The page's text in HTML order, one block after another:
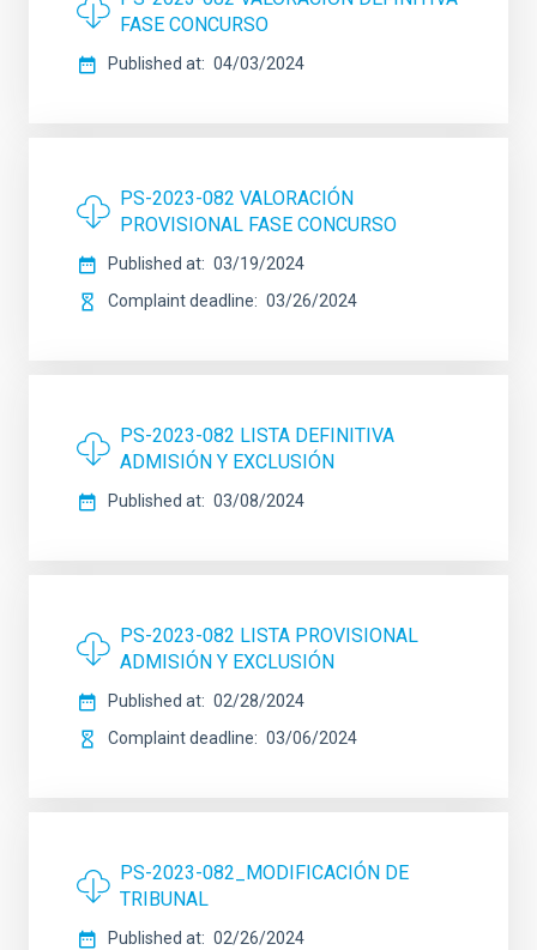
FASE CONCURSO
Published at 04/03/2024
PS-2023-082 VALORACIÓN
PROVISIONAL FASE CONCURSO
Published at
03/19/2024
Complaint deadline
03/26/2024
PS-2023-082 LISTA DEFINITIVA
ADMISIÓN Y EXCLUSIÓN
Published at 03/08/2024
PS-2023-082 LISTA PROVISIONAL
ADMISIÓN Y EXCLUSIÓN
Published at
02/28/2024
Complaint deadline
03/06/2024
PS-2023-082_MODIFICACIÓN DE
TRIBUNAL
Published at 02/26/2024